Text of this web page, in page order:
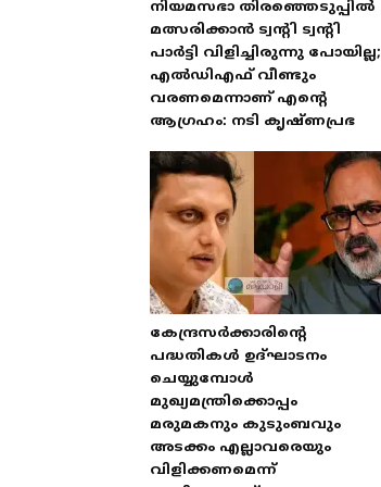
നിയമസഭാ തിരഞ്ഞെടുപ്പിൽ
മത്സരിക്കാൻ ട്വന്റി ട്വന്റി
പാർട്ടി വിളിച്ചിരുന്നു പോയില്ല;
എൽഡിഎഫ് വീണ്ടും
വരണമെന്നാണ് എന്റെ
ആഗ്രഹം: നടി കൃഷ്ണപ്രഭ
കേന്ദ്രസർക്കാരിന്റെ
പദ്ധതികൾ ഉദ്ഘാടനം
ചെയ്യുമ്പോൾ
മുഖ്യമന്ത്രിക്കൊപ്പം
മരുമകനും കുടുംബവും
അടക്കം എല്ലാവരെയും
വിളിക്കണമെന്ന്